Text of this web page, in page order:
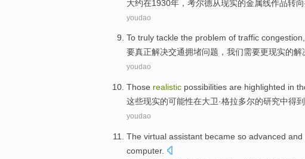
大约在1930年， 考尔德从现实的金属线作品转向
youdao
To truly tackle the problem of traffic congestion,
要真正解决交通拥堵问题 ， 我们需要更现实的解
youdao
Those realistic possibilities are highlighted in
这些现实的可能性在大卫·格拉多尔的研究中得
youdao
The virtual assistant became so advanced and
computer.